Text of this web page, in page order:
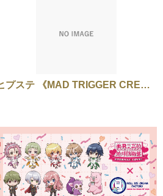
ヒプステ 《MAD TRIGGER CREW ＆ どついたれ本舗 feat. 道頓堀ダイバーズ》コラボ